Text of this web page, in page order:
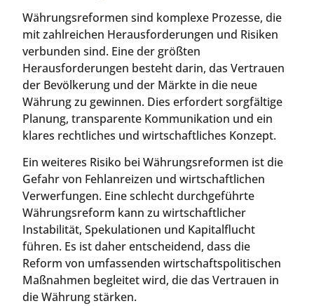
Währungsreformen sind komplexe Prozesse, die
mit zahlreichen Herausforderungen und Risiken
verbunden sind. Eine der größten
Herausforderungen besteht darin, das Vertrauen
der Bevölkerung und der Märkte in die neue
Währung zu gewinnen. Dies erfordert sorgfältige
Planung, transparente Kommunikation und ein
klares rechtliches und wirtschaftliches Konzept.
Ein weiteres Risiko bei Währungsreformen ist die
Gefahr von Fehlanreizen und wirtschaftlichen
Verwerfungen. Eine schlecht durchgeführte
Währungsreform kann zu wirtschaftlicher
Instabilität, Spekulationen und Kapitalflucht
führen. Es ist daher entscheidend, dass die
Reform von umfassenden wirtschaftspolitischen
Maßnahmen begleitet wird, die das Vertrauen in
die Währung stärken.